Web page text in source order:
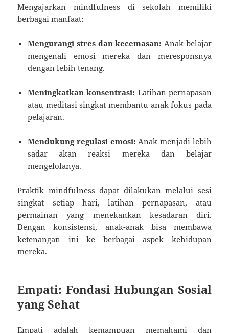
Mengajarkan mindfulness di sekolah memiliki
berbagai manfaat:
Mengurangi stres dan kecemasan: Anak belajar
mengenali emosi mereka dan meresponsnya
dengan lebih tenang.
Meningkatkan konsentrasi: Latihan pernapasan
atau meditasi singkat membantu anak fokus pada
pelajaran.
Mendukung regulasi emosi: Anak menjadi lebih
sadar akan reaksi mereka dan belajar
mengelolanya.
Praktik mindfulness dapat dilakukan melalui sesi
singkat setiap hari, latihan pernapasan, atau
permainan yang menekankan kesadaran diri.
Dengan konsistensi, anak-anak bisa membawa
ketenangan ini ke berbagai aspek kehidupan
mereka.
Empati: Fondasi Hubungan Sosial
yang Sehat
Empati adalah kemampuan memahami dan